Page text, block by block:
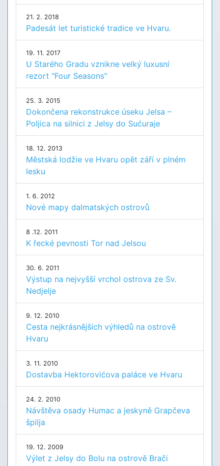
21. 2. 2018
Padesát let turistické tradice ve Hvaru.
19. 11. 2017
U Starého Gradu vznikne velký luxusní
rezort "Four Seasons"
25. 3. 2015
Dokončena rekonstrukce úseku Jelsa –
Poljica na silnici z Jelsy do Sućuraje
18. 12. 2013
Městská lodžie ve Hvaru opět září v plném
lesku
1. 6. 2012
Nové mapy dalmatských ostrovů
8 .12. 2011
K řecké pevnosti Tor nad Jelsou
30. 6. 2011
Výstup na nejvyšší vrchol ostrova ze Sv.
Nedjelje
9. 12. 2010
Cesta nejkrásnějších výhledů na ostrově
Hvaru
3. 11. 2010
Dostavba Hektorovićova paláce ve Hvaru
24. 2. 2010
Návštěva osady Humac a jeskyně Grapčeva
špilja
19. 12. 2009
Výlet z Jelsy do Bolu na ostrově Brači